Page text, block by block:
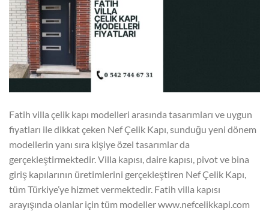
Fatih villa çelik kapı modelleri arasında tasarımları ve uygun
fiyatları ile dikkat çeken Nef Çelik Kapı, sunduğu yeni dönem
modellerin yanı sıra kişiye özel tasarımlar da
gerçekleştirmektedir. Villa kapısı, daire kapısı, pivot ve bina
giriş kapılarının üretimlerini gerçekleştiren Nef Çelik Kapı,
tüm Türkiye’ye hizmet vermektedir. Fatih villa kapısı
arayışında olanlar için tüm modeller www.nefcelikkapi.com